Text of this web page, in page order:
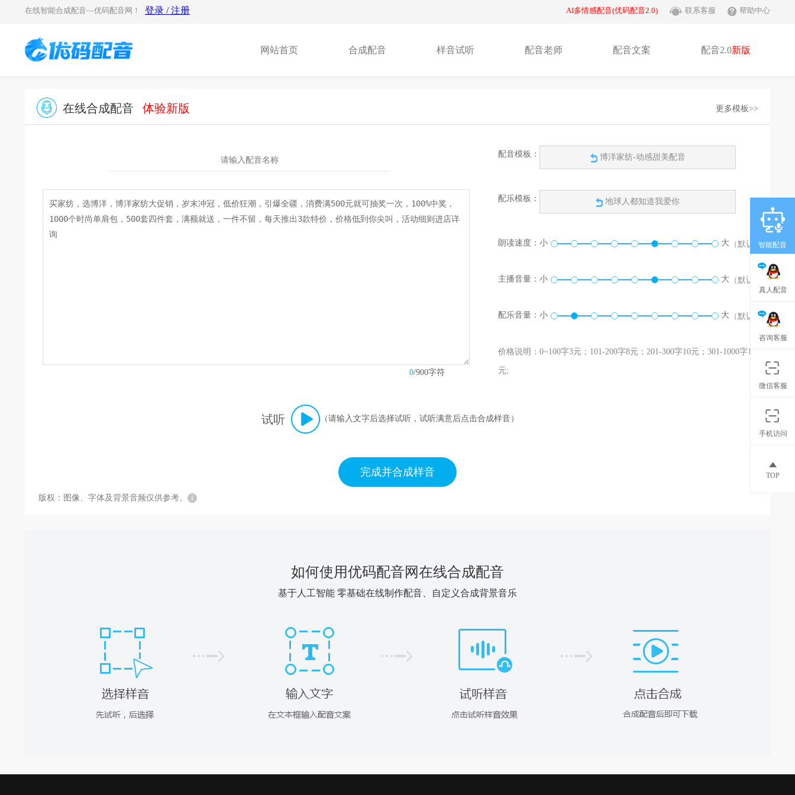
在线智能合成配音—优码配音网！ AI多情感配音(优码配音2.0) 联系客服 帮助中心
网站首页 合成配音 样音试听 配音老师 配音文案 配音2.0新版
在线合成配音 体验新版 更多模板>>
0/900字符
配音模板： 博洋家纺-动感甜美配音
配乐模板： 地球人都知道我爱你
朗读速度： 小 大 （默认）
主播音量： 小 大 （默认）
配乐音量： 小 大 （默认）
价格说明：0~100字3元；101-200字8元；201-300字10元；301-1000字12
元;
试听 （请输入文字后选择试听，试听满意后点击合成样音）
完成并合成样音
版权：图像、字体及背景音频仅供参考。 i
如何使用优码配音网在线合成配音
基于人工智能 零基础在线制作配音、自定义合成背景音乐
智能配音
真人配音
咨询客服
微信客服
手机访问
TOP